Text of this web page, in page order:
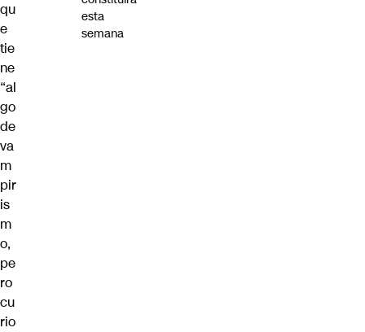
qu
e
tie
ne
“al
go
de
va
m
pir
is
m
o,
pe
ro
cu
rio
esta
semana